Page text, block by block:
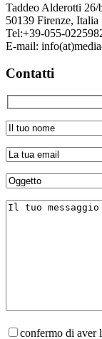
Taddeo Alderotti 26/
50139 Firenze, Italia
Tel:+39-055-
E-mail:
Contatti
confermo di aver